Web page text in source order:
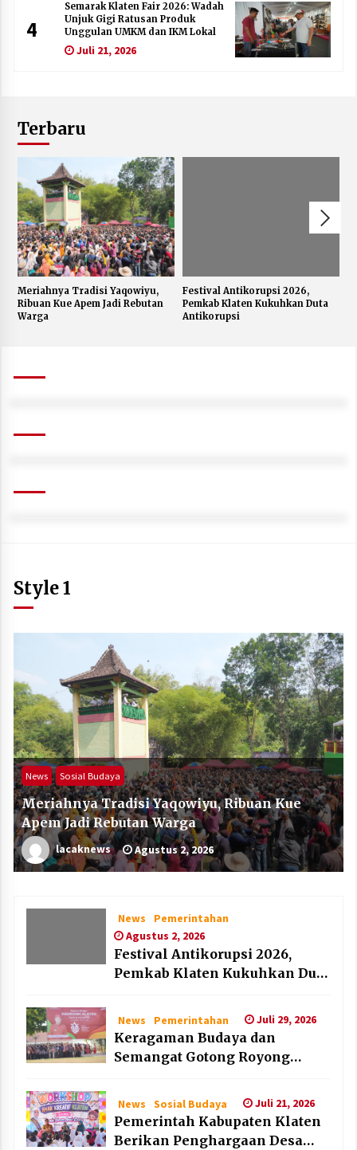
4
Semarak Klaten Fair 2026: Wadah
Unjuk Gigi Ratusan Produk
Unggulan UMKM dan IKM Lokal
Juli 21, 2026
Terbaru
Meriahnya Tradisi Yaqowiyu,
Ribuan Kue Apem Jadi Rebutan
Warga
Festival Antikorupsi 2026,
Pemkab Klaten Kukuhkan Duta
Antikorupsi
Style 1
News Sosial Budaya
Meriahnya Tradisi Yaqowiyu, Ribuan Kue
Apem Jadi Rebutan Warga
lacaknews Agustus 2, 2026
News
Pemerintahan
Agustus 2, 2026
Festival Antikorupsi 2026,
Pemkab Klaten Kukuhkan Duta
News Pemerintahan Juli 29, 2026
Keragaman Budaya dan
Semangat Gotong Royong
News Sosial Budaya Juli 21, 2026
Pemerintah Kabupaten Klaten
Berikan Penghargaan Desa